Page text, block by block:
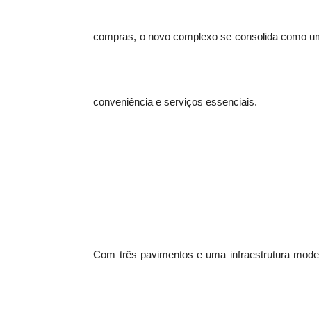
compras, o novo complexo se consolida como
conveniência e serviços essenciais.
Com três pavimentos e uma infraestrutura